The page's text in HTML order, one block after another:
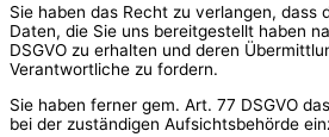
Sie haben das Recht zu verlangen, dass
Daten, die Sie uns bereitgestellt haben
DSGVO zu erhalten und deren
Verantwortliche zu fordern.
Sie haben ferner gem. Art. 77 DSGVO
bei der zuständigen Aufsichtsbehörde